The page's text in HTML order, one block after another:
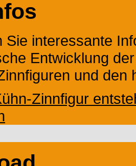
Sie interessante
Entwicklung
und den
Zinnfigur